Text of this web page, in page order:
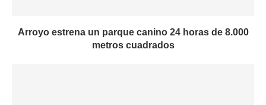
Arroyo estrena un parque canino 24 horas de 8.000
metros cuadrados